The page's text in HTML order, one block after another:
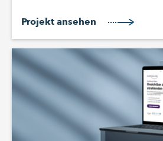
Projekt ansehen